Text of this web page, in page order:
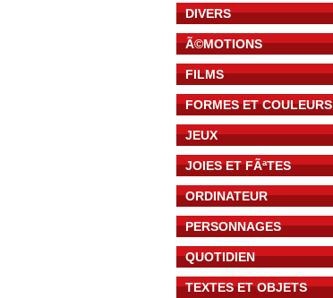
DIVERS
Ã©MOTIONS
FILMS
FORMES ET COULEURS
JEUX
JOIES ET FÃªTES
ORDINATEUR
PERSONNAGES
QUOTIDIEN
TEXTES ET OBJETS